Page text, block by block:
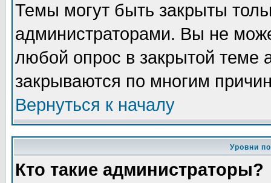
Темы могут быть закрыты
администраторами. Вы не
любой опрос в закрытой теме
закрываются по многим
Вернуться к началу
Уровни
Кто такие администраторы?